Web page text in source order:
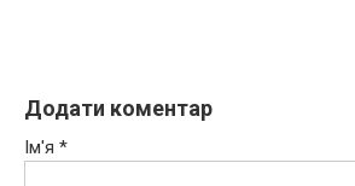
Додати коментар
Ім'я *